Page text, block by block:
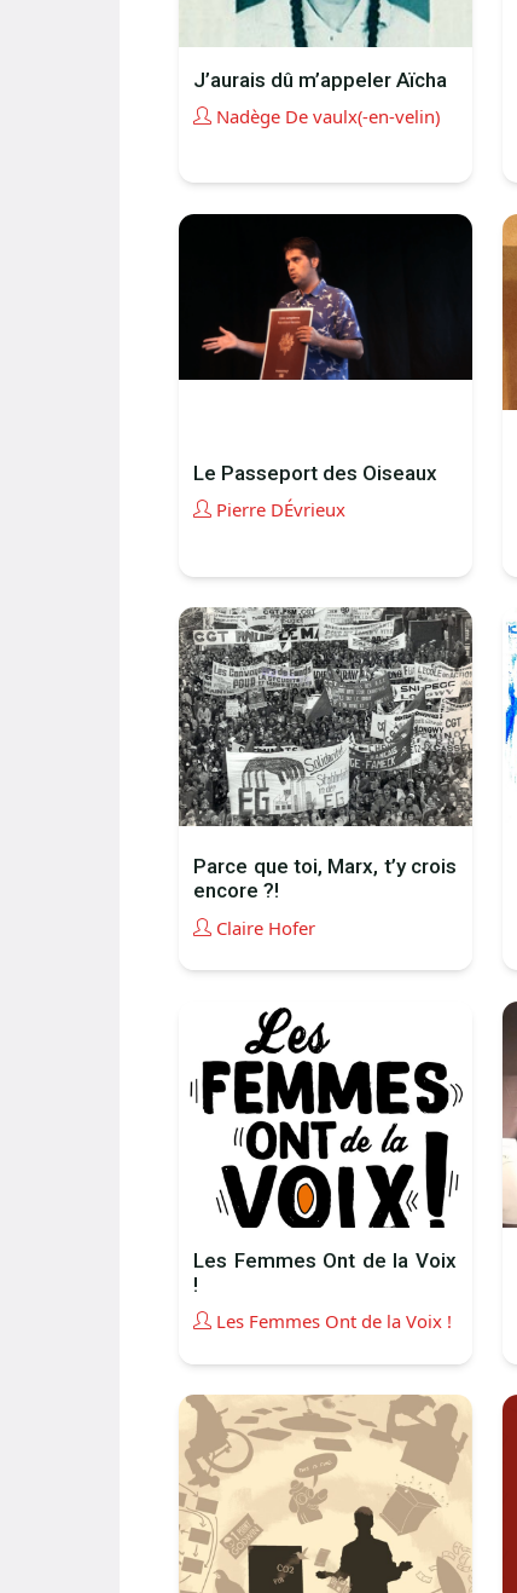
J’aurais dû m’appeler Aïcha
Nadège De vaulx(-en-velin)
Le Passeport des Oiseaux
Pierre DÉvrieux
Parce que toi, Marx, t’y crois
encore ?!
Claire Hofer
Les Femmes Ont de la Voix
!
Les Femmes Ont de la Voix !